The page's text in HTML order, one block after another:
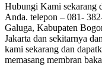
Hubungi Kami sekarang
Anda. telepon – 081-
Galuga, Kabupaten
Jakarta dan sekitarnya
kami sekarang dan
memasang membran